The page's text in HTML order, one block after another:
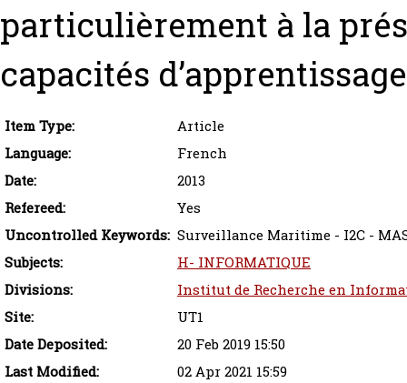
particulièrement à la
capacités
Item Type:
Article
Language:
French
Date:
2013
Refereed:
Yes
Uncontrolled Keywords: Surveillance Maritime - I2C -
Subjects:
H- INFORMATIQUE
Divisions:
Institut de Recherche en
Site:
UT1
Date Deposited:
20 Feb 2019 15:50
Last Modified:
02 Apr 2021 15:59